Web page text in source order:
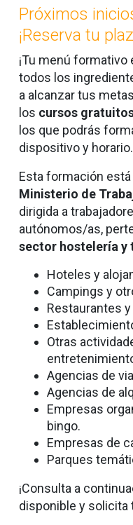
Próximos
¡Reserva tu
¡Tu menú
todos los
a alcanzar tus
los cursos
los que podrás
dispositivo y horario.
Esta formación está
Ministerio de
dirigida a
autónomos/as,
sector hostelería y
Hoteles y
Campings y
Restaurantes
Otras
Agencias de
Agencias de
Empresas
bingo.
Empresas de
Parques
¡Consulta a
disponible y solicita